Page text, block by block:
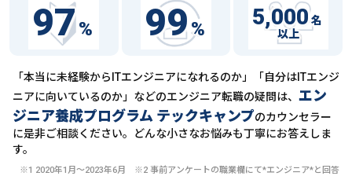
97% 99% 5,000 名
以上
「本当に未経験からITエンジニアになれるのか」「自分はITエンジ
ニアに向いているのか」などのエンジニア転職の疑問は、 エン
ジニア養成プログラム テックキャンプのカウンセラー
に是非ご相談ください。どんな小さなお悩みも丁寧にお答えしま
す。
※1 2020年1月〜2023年6月 ※2 事前アンケートの職業欄にて*エンジニア*と回答